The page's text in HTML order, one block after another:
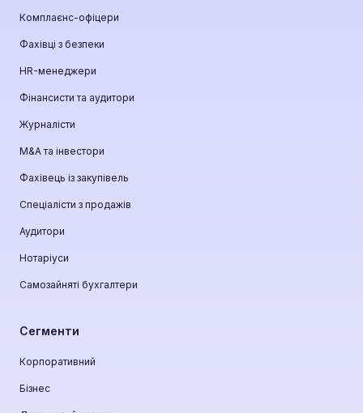
Комплаєнс-офіцери
Фахівці з безпеки
HR-менеджери
Фінансисти та аудитори
Журналісти
М&A та інвестори
Фахівець із закупівель
Спеціалісти з продажів
Аудитори
Нотаріуси
Самозайняті бухгалтери
Сегменти
Корпоративний
Бізнес